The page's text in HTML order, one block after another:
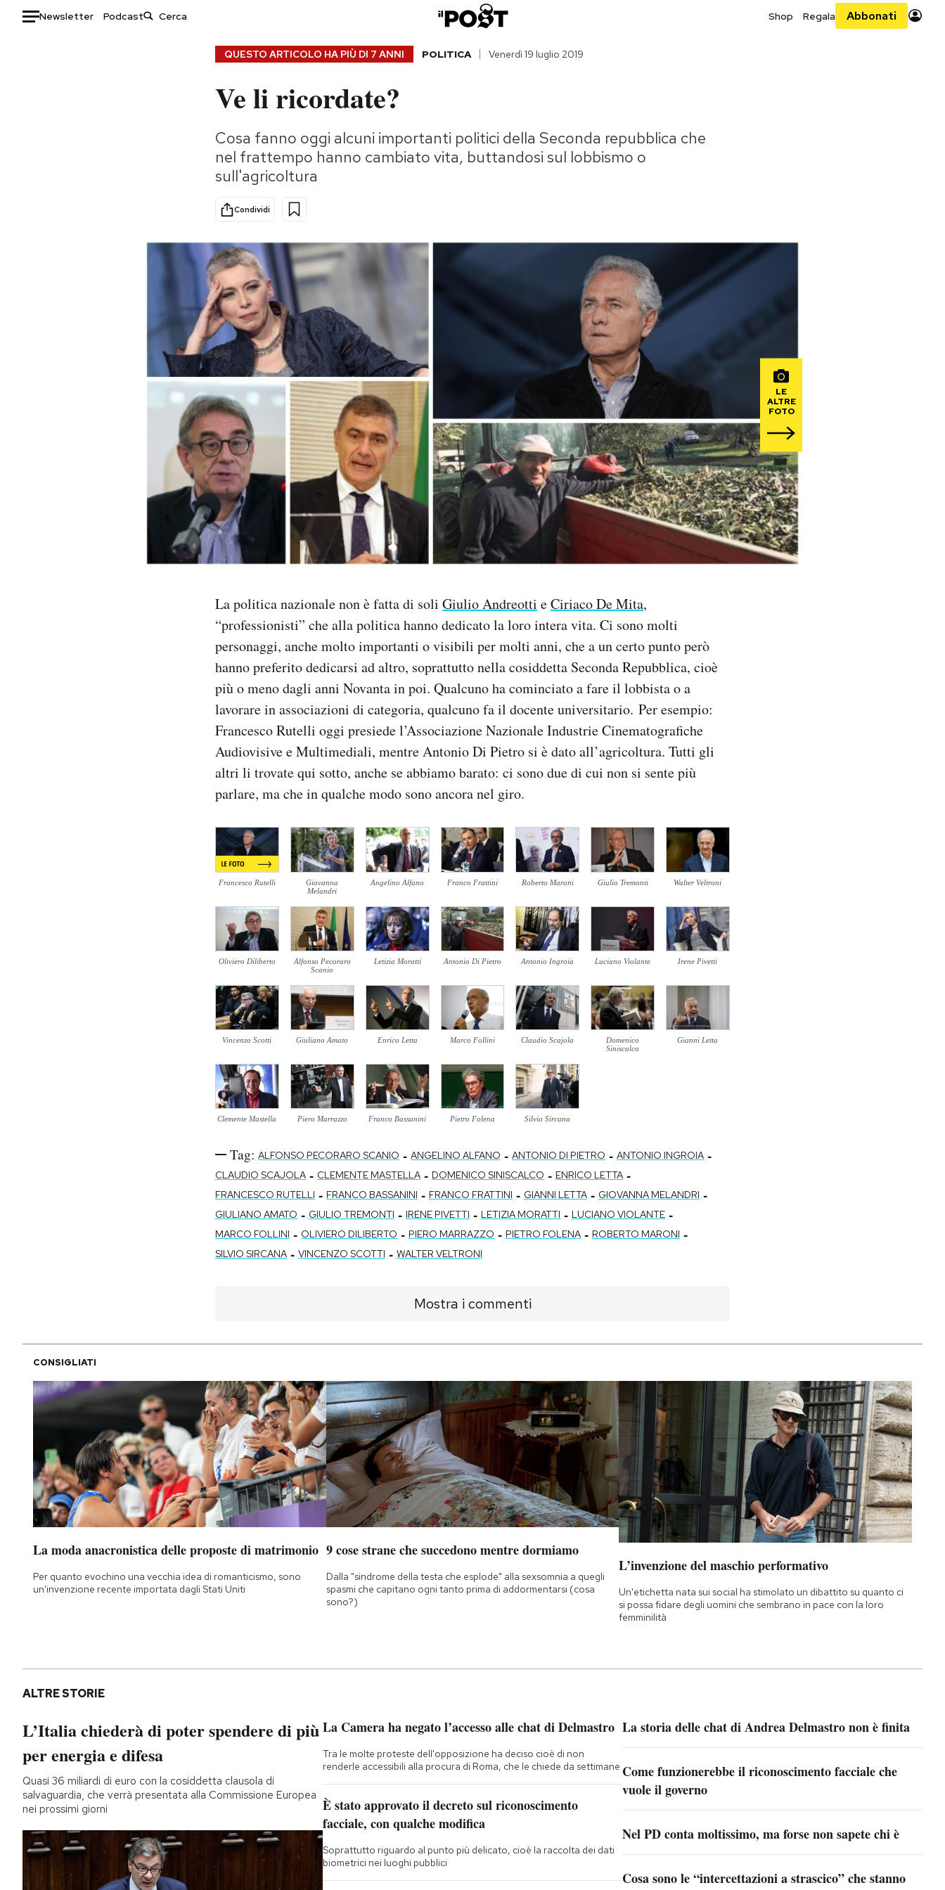
Newsletter Podcast Shop Regala Abbonati
Consumismi
Storie/Idee
Ok Boomer!
Europa
Altrecose
Mondiali calcio 2026
QUESTO ARTICOLO HA PIÙ DI 7 ANNI POLITICA Venerdì 19 luglio 2019
Ve li ricordate?
Cosa fanno oggi alcuni importanti politici della Seconda repubblica che
nel frattempo hanno cambiato vita, buttandosi sul lobbismo o
sull'agricoltura
Condividi
LE
ALTRE
FOTO
La politica nazionale non è fatta di soli Giulio Andreotti eCiriaco De Mita,
“professionisti” che alla politica hanno dedicato la loro intera vita. Ci sono molti
personaggi, anche molto importanti o visibili per molti anni, che a un certo punto però
hanno preferito dedicarsi ad altro, soprattutto nella cosiddetta Seconda Repubblica, cioè
più o meno dagli anni Novanta in poi. Qualcuno ha cominciato a fare il lobbista o a
lavorare in associazioni di categoria, qualcuno fa il docente universitario. Per esempio:
Francesco Rutelli oggi presiede l’Associazione Nazionale Industrie Cinematografiche
Audiovisive e Multimediali, mentre Antonio Di Pietro si è dato all’agricoltura. Tutti gli
altri li trovate qui sotto, anche se abbiamo barato: ci sono due di cui non si sente più
parlare, ma che in qualche modo sono ancora nel giro.
Francesco Rutelli
Giovanna
Melandri
Angelino Alfano Franco Frattini Roberto Maroni Giulio Tremonti Walter Veltroni
Oliviero Diliberto
Alfonso Pecoraro
Scanio
Letizia Moratti Antonio Di Pietro Antonio Ingroia Luciano Violante Irene Pivetti
Vincenzo Scotti Giuliano Amato Enrico Letta Marco Follini Claudio Scajola
Domenico
Siniscalco
Gianni Letta
Clemente Mastella Piero Marrazzo Franco Bassanini Pietro Folena Silvio Sircana
Tag: ALFONSO PECORARO SCANIO - ANGELINO ALFANO - ANTONIO DI PIETRO - ANTONIO INGROIA -
CLAUDIO SCAJOLA - CLEMENTE MASTELLA - DOMENICO SINISCALCO - ENRICO LETTA -
FRANCESCO RUTELLI - FRANCO BASSANINI - FRANCO FRATTINI - GIANNI LETTA - GIOVANNA MELANDRI -
GIULIANO AMATO - GIULIO TREMONTI - IRENE PIVETTI - LETIZIA MORATTI - LUCIANO VIOLANTE -
MARCO FOLLINI - OLIVIERO DILIBERTO - PIERO MARRAZZO - PIETRO FOLENA - ROBERTO MARONI -
SILVIO SIRCANA - VINCENZO SCOTTI - WALTER VELTRONI
Mostra i commenti
CONSIGLIATI
La moda anacronistica delle proposte di matrimonio
Per quanto evochino una vecchia idea di romanticismo, sono
un'invenzione recente importata dagli Stati Uniti
9 cose strane che succedono mentre dormiamo
Dalla "sindrome della testa che esplode" alla sexsomnia a quegli
spasmi che capitano ogni tanto prima di addormentarsi (cosa
sono?)
L’invenzione del maschio performativo
Un'etichetta nata sui social ha stimolato un dibattito su quanto ci
si possa fidare degli uomini che sembrano in pace con la loro
femminilità
ALTRE STORIE
L’Italia chiederà di poter spendere di più
per energia e difesa
Quasi 36 miliardi di euro con la cosiddetta clausola di
salvaguardia, che verrà presentata alla Commissione Europea
nei prossimi giorni
La Camera ha negato l’accesso alle chat di Delmastro
Tra le molte proteste dell'opposizione ha deciso cioè di non
renderle accessibili alla procura di Roma, che le chiede da settimane
È stato approvato il decreto sul riconoscimento
facciale, con qualche modifica
Soprattutto riguardo al punto più delicato, cioè la raccolta dei dati
biometrici nei luoghi pubblici
La storia delle chat di Andrea Delmastro non è finita
Come funzionerebbe il riconoscimento facciale che
vuole il governo
Nel PD conta moltissimo, ma forse non sapete chi è
Cosa sono le “intercettazioni a strascico” che stanno